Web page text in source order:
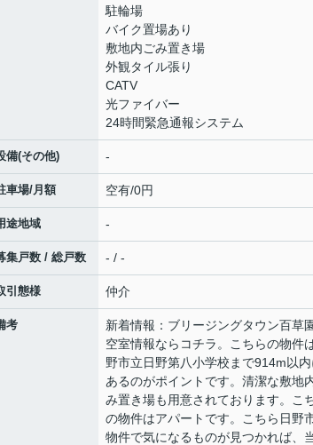
駐輪場
バイク置場あり
敷地内ごみ置き場
外観タイル張り
CATV
光ファイバー
24時間緊急通報システム
備(その他) -
車場/月額 空有/0円
途地域 -
集戸数 / 総戸数 - / -
引態様 仲介
考
新着情報：ブリージングタウン百草
空室情報ならコチラ。こちらの物件
野市立日野第八小学校まで914m以
あるのがポイントです。清潔な敷地
み置き場も用意されております。こ
の物件はアパートです。こちら日野
物件で気になるものが見つかれば、